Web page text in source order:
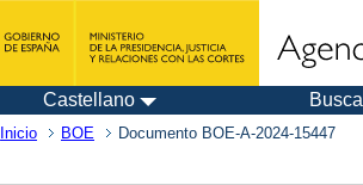
Castellano
Inicio BOE Documento BOE-A-2024-15447